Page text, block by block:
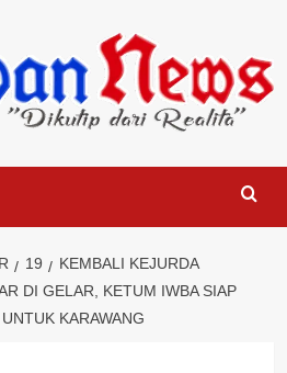
19
KEMBALI KEJURDA
DI GELAR, KETUM IWBA SIAP
KARAWANG